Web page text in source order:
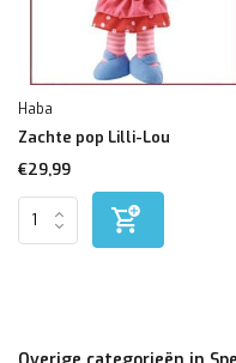
Haba
Zachte pop Lilli-Lou
€29,99